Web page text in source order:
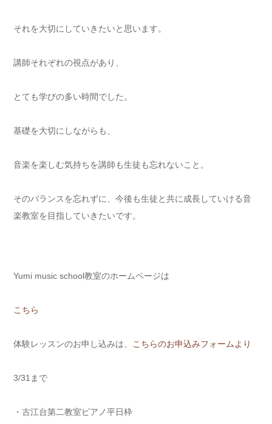
それを大切にしていきたいと思います。
講師それぞれの視点があり、
とても学びの多い時間でした。
基礎を大切にしながらも、
音楽を楽しむ気持ちを講師も生徒も忘れないこと。
そのバランスを忘れずに、今後も生徒と共に成長していける音
楽教室を目指していきたいです。
Yumi music school教室のホームページは
こちら
体験レッスンのお申し込みは、 こちらのお申込みフォームより
3/31まで
・古江台第二教室ピアノ平日枠